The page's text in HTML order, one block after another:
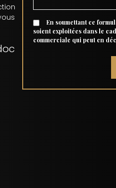
En soumettant ce
soient exploitées dans le
commerciale qui peut en